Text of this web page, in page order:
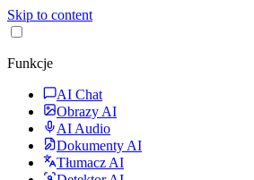
Skip to content
Funkcje
AI Chat
Obrazy AI
AI Audio
Dokumenty AI
Tłumacz AI